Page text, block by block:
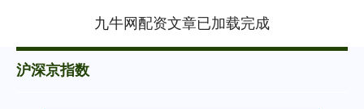
九牛网配资文章已加载完成
沪深京指数